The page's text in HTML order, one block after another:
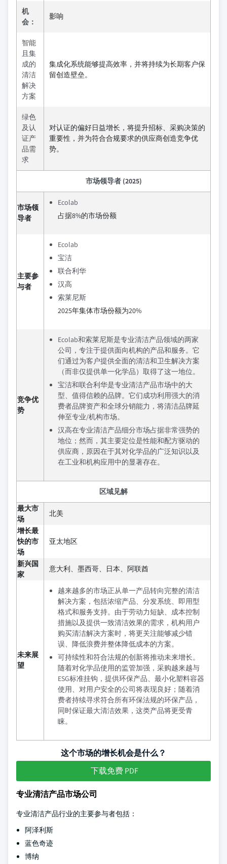
机
会：
影响
智能
且集
成的
清洁
解决
方案
集成化系统能够提高效率，并将持续为长期客户保
留创造壁垒。
绿色
及认
证产
品需
求
对认证的偏好日益增长，将提升招标、采购决策的
重要性，并为符合合规要求的供应商创造竞争优
势。
市场领导者 (2025)
市场领
导者
Ecolab
占据8%的市场份额
主要参
与者
Ecolab
宝洁
联合利华
汉高
索莱尼斯
2025年集体市场份额为20%
竞争优
势
Ecolab和索莱尼斯是专业清洁产品领域的两家
公司，专注于提供面向机构的产品和服务。它
们通过为客户提供全面的清洁和卫生解决方案
（而非仅提供单一化学品）取得了这一地位。
宝洁和联合利华是专业清洁产品市场中的大
型、值得信赖的品牌。它们成功利用强大的消
费者品牌资产和全球分销能力，将清洁品牌延
伸至专业/机构市场。
汉高在专业清洁产品细分市场占据非常强势的
地位；然而，其主要定位是性能和配方驱动的
供应商，原因在于其对化学品的广泛知识以及
在工业和机构应用中的显著存在。
区域见解
最大市
场
北美
增长最
快的市
场
亚太地区
新兴国
家
意大利、墨西哥、日本、阿联酋
未来展
望
越来越多的市场正从单一产品转向完整的清洁
解决方案，包括浓缩产品、分发系统、即用型
格式和服务支持。由于劳动力短缺、成本控制
措施以及提供一致清洁效果的需求，机构用户
购买清洁解决方案时，将更关注能够减少错
误、降低浪费并整体降低成本的方案。
可持续性和符合法规的创新将推动未来增长。
随着对化学品使用的监管加强，采购越来越与
ESG标准挂钩，提供环保产品、最小化塑料容器
使用、对用户安全的公司将表现良好；随着消
费者持续寻求符合所有环保法规的环保产品，
同时保证最大清洁效果，这类产品将更受青
睐。
这个市场的增长机会是什么？
下载免费 PDF
专业清洁产品市场公司
专业清洁产品行业的主要参与者包括：
阿泽利斯
蓝色奇迹
博纳